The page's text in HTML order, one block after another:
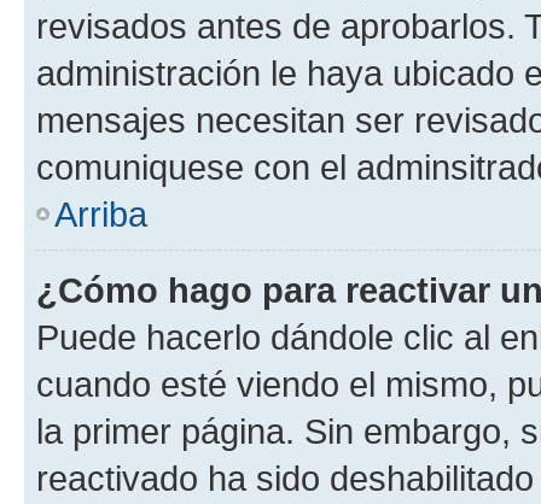
revisados antes de aprobarlos.
administración le haya ubicado
mensajes necesitan ser
comuniquese con el
Arriba
¿Cómo hago para reactivar
Puede hacerlo dándole clic al
cuando esté viendo el mismo,
la primer página. Sin embargo,
reactivado ha sido